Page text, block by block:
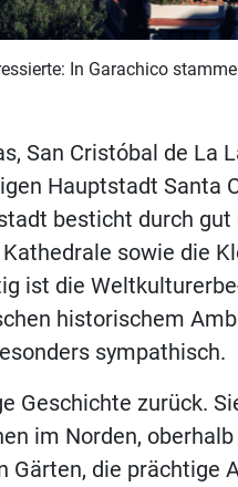
In Garachico
San Cristóbal de La
Hauptstadt Santa
besticht durch gut
sowie die
ist die
historischem
sympathisch.
Geschichte zurück.
im Norden,
Gärten, die prächtige